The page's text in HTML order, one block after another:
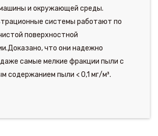
и окружающей среды.
системы работают по
поверхностной
что они надежно
самые мелкие фракции пыли с
содержанием пыли < 0,1 мг/м³.